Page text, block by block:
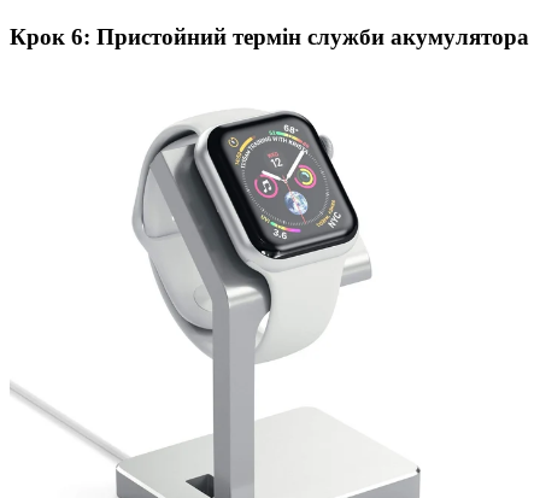
Крок 6: Пристойний термін служби акумулятора